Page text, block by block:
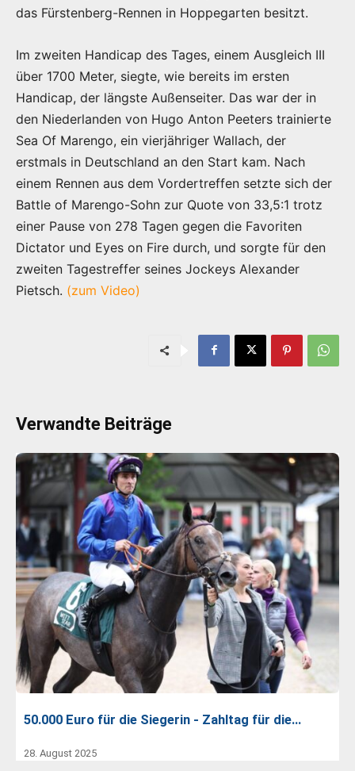
das Fürstenberg-Rennen in Hoppegarten besitzt.
Im zweiten Handicap des Tages, einem Ausgleich III
über 1700 Meter, siegte, wie bereits im ersten
Handicap, der längste Außenseiter. Das war der in
den Niederlanden von Hugo Anton Peeters trainierte
Sea Of Marengo, ein vierjähriger Wallach, der
erstmals in Deutschland an den Start kam. Nach
einem Rennen aus dem Vordertreffen setzte sich der
Battle of Marengo-Sohn zur Quote von 33,5:1 trotz
einer Pause von 278 Tagen gegen die Favoriten
Dictator und Eyes on Fire durch, und sorgte für den
zweiten Tagestreffer seines Jockeys Alexander
Pietsch. (zum Video)
Verwandte Beiträge
50.000 Euro für die Siegerin - Zahltag für die…
28. August 2025